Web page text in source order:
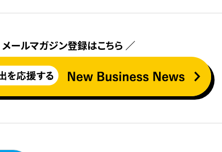
ールマガジン登録はこちら ／